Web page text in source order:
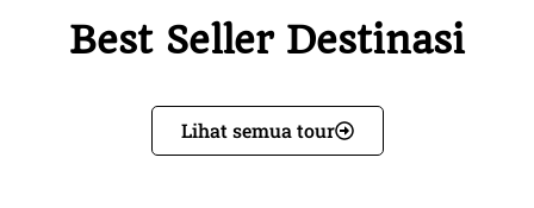
Best Seller Destinasi
Lihat semua tour